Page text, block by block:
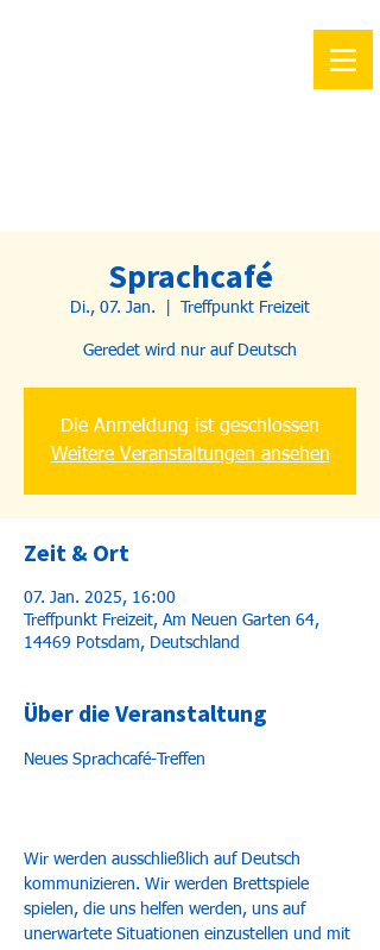
Sprachcafé
Di., 07. Jan. Treffpunkt Freizeit
Geredet wird nur auf Deutsch
Die Anmeldung ist geschlossen
Weitere Veranstaltungen ansehen
Zeit & Ort
07. Jan. 2025, 16:00
Treffpunkt Freizeit, Am Neuen Garten 64,
14469 Potsdam, Deutschland
Über die Veranstaltung
Neues Sprachcafé-Treffen
Wir werden ausschließlich auf Deutsch
kommunizieren. Wir werden Brettspiele
spielen, die uns helfen werden, uns auf
unerwartete Situationen einzustellen und mit